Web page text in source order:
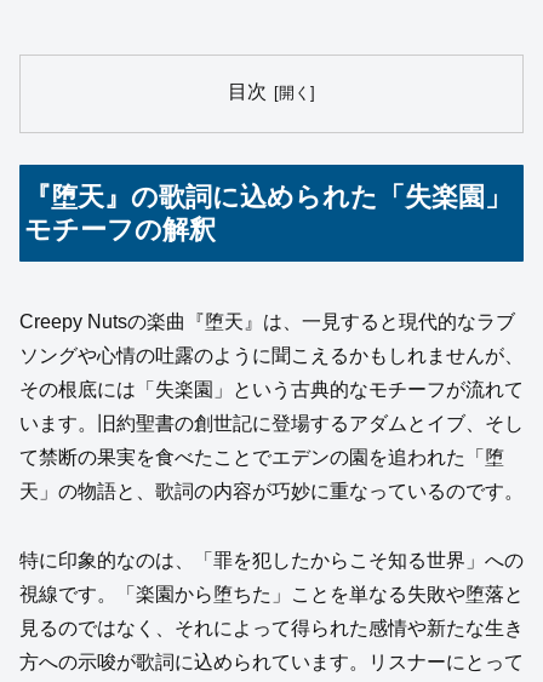
目次
『堕天』の歌詞に込められた「失楽園」
モチーフの解釈
Creepy Nutsの楽曲『堕天』は、一見すると現代的なラブ
ソングや心情の吐露のように聞こえるかもしれませんが、
その根底には「失楽園」という古典的なモチーフが流れて
います。旧約聖書の創世記に登場するアダムとイブ、そし
て禁断の果実を食べたことでエデンの園を追われた「堕
天」の物語と、歌詞の内容が巧妙に重なっているのです。
特に印象的なのは、「罪を犯したからこそ知る世界」への
視線です。「楽園から堕ちた」ことを単なる失敗や堕落と
見るのではなく、それによって得られた感情や新たな生き
方への示唆が歌詞に込められています。リスナーにとって